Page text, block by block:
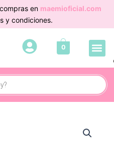
en maemioficial.com
y condiciones.
0